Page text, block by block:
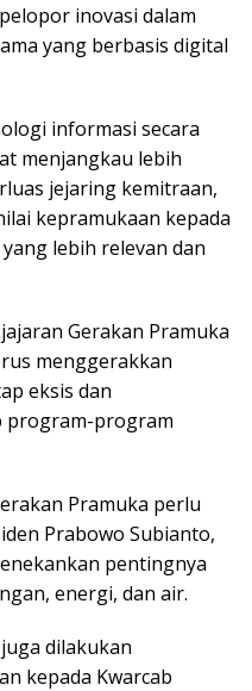
inovasi dalam
yang berbasis digital
informasi secara
menjangkau lebih
jejaring kemitraan,
kepramukaan kepada
lebih relevan dan
Gerakan Pramuka
menggerakkan
eksis dan
program-program
Pramuka perlu
Prabowo Subianto,
pentingnya
energi, dan air.
dilakukan
kepada Kwarcab